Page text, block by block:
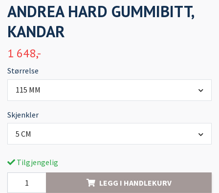
ANDREA HARD GUMMIBITT,
KANDAR
1 648,-
Størrelse
115 MM
Skjenkler
5 CM
Tilgjengelig
LEGG I HANDLEKURV